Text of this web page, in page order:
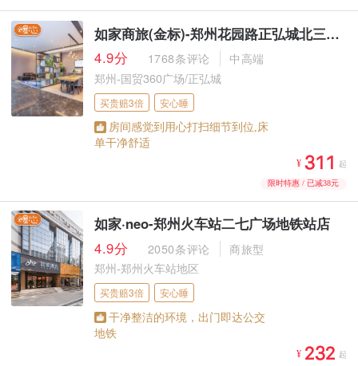
如家商旅(金标)-郑州花园路正弘城北三环地铁站店（原郑州花园路正弘城店）
4.9分
1768条评论
中高端
郑州-国贸360广场/正弘城
买贵赔3倍 安心睡
房间感觉到用心打扫细节到位,床
单干净舒适
¥   起
限时特惠 / 已减38元
如家·neo-郑州火车站二七广场地铁站店
4.9分
2050条评论
商旅型
郑州-郑州火车站地区
买贵赔3倍 安心睡
干净整洁的环境，出门即达公交
地铁
¥  起